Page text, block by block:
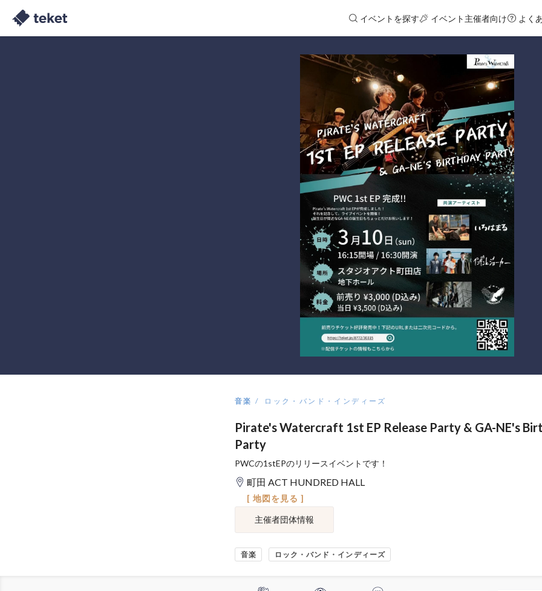
イベントを探す イベント主催者向け よく
音楽 ロック・バンド・インディーズ
Pirate's Watercraft 1st EP Release Party & GA-NE's
Party
PWCの1stEPのリリースイベントです！
町田 ACT HUNDRED HALL
[ 地図を見る ]
主催者団体情報
音楽 ロック・バンド・インディーズ